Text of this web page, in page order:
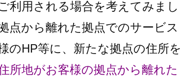
利用される場合を考えてみまし
点から離れた拠点でのサービス
のHP等に、新たな拠点の住所を
所地がお客様の拠点から離れた